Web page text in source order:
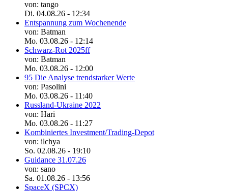
von: tango
Di. 04.08.26 - 12:34
Entspannung zum Wochenende
von: Batman
Mo. 03.08.26 - 12:14
Schwarz-Rot 2025ff
von: Batman
Mo. 03.08.26 - 12:00
95 Die Analyse trendstarker Werte
von: Pasolini
Mo. 03.08.26 - 11:40
Russland-Ukraine 2022
von: Hari
Mo. 03.08.26 - 11:27
Kombiniertes Investment/Trading-Depot
von: ilchya
So. 02.08.26 - 19:10
Guidance 31.07.26
von: sano
Sa. 01.08.26 - 13:56
SpaceX (SPCX)